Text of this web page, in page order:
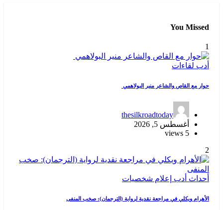
You Missed
1
أدب لقاءات
حوار مع القاص والشاعر منير البولاهمي
thesilkroadtoday
أغسطس 5, 2026
5 views
2
أحداث أدب إعلام شخصيات
الأهرام ويكلي في مراجعة نقدية لرواية (الترجمان): صخب المنفى